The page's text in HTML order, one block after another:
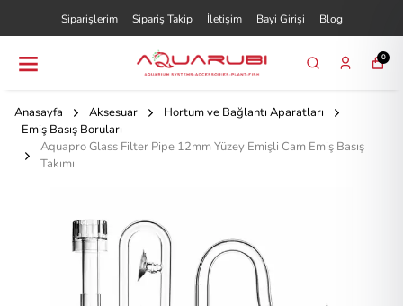
Siparişlerim Sipariş Takip İletişim Bayi Girişi Blog
0
Anasayfa Aksesuar
Hortum ve Bağlantı Aparatları
Emiş Basış Boruları
Aquapro Glass Filter Pipe 12mm Yüzey Emişli Cam Emiş Basış
Takımı